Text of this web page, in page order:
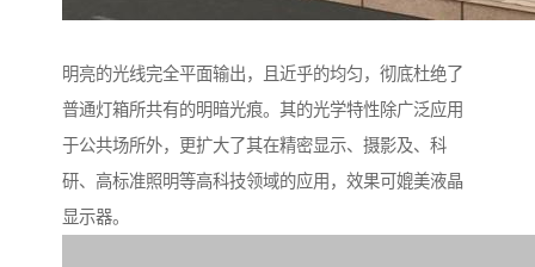
明亮的光线完全平面输出，且近乎的均匀，彻底杜绝了
普通灯箱所共有的明暗光痕。其的光学特性除广泛应用
于公共场所外，更扩大了其在精密显示、摄影及、科
研、高标准照明等高科技领域的应用，效果可媲美液晶
显示器。